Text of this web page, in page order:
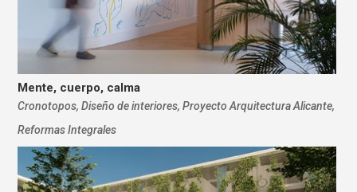
Mente, cuerpo, calma
Cronotopos,Diseño de interiores,Proyecto Arquitectura Alicante,
Reformas Integrales